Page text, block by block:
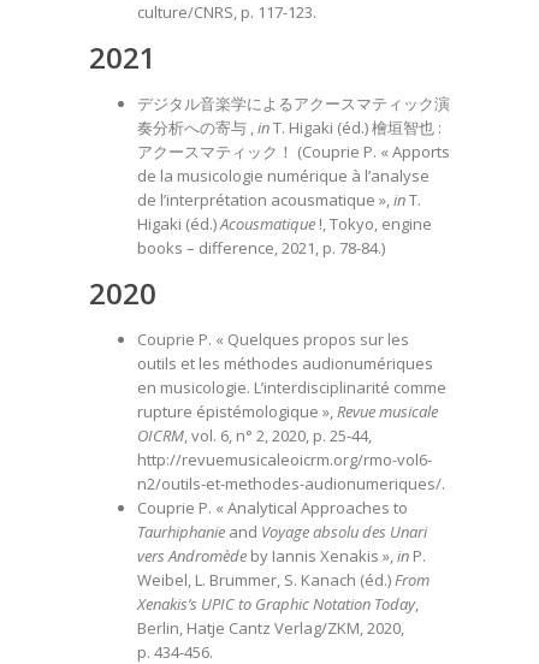
culture/CNRS, p. 117-123.
2021
デジタル音楽学によるアクースマティック演
奏分析への寄与 ,inT. Higaki (éd.) 檜垣智也 :
アクースマティック！ (Couprie P. « Apports
de la musicologie numérique à l’analyse
de l’interprétation acousmatique »,inT.
Higaki (éd.)Acousmatique !, Tokyo, engine
books – difference, 2021, p. 78-84.)
2020
Couprie P. « Quelques propos sur les
outils et les méthodes audionumériques
en musicologie. L’interdisciplinarité comme
rupture épistémologique »,Revue musicale
OICRM, vol. 6, n° 2, 2020, p. 25-44,
http://revuemusicaleoicrm.org/rmo-vol6-
n2/outils-et-methodes-audionumeriques/.
Couprie P. « Analytical Approaches to
Taurhiphanie and Voyage absolu des Unari
vers Andromède by Iannis Xenakis »,in P.
Weibel, L. Brummer, S. Kanach (éd.)From
Xenakis’s UPIC to Graphic Notation Today,
Berlin, Hatje Cantz Verlag/ZKM, 2020,
p. 434-456.